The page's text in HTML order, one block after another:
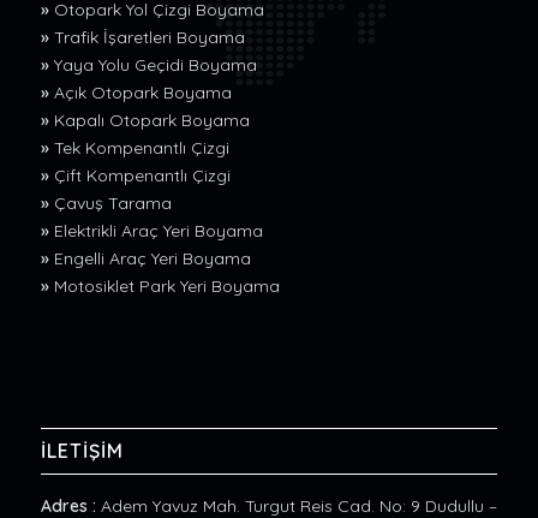
» Otopark Yol Çizgi Boyama
» Trafik İşaretleri Boyama
» Yaya Yolu Geçidi Boyama
» Açık Otopark Boyama
» Kapalı Otopark Boyama
» Tek Kompenantlı Çizgi
» Çift Kompenantlı Çizgi
» Çavuş Tarama
» Elektrikli Araç Yeri Boyama
» Engelli Araç Yeri Boyama
» Motosiklet Park Yeri Boyama
İLETİŞİM
Adres : Adem Yavuz Mah. Turgut Reis Cad. No: 9 Dudullu –